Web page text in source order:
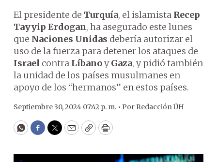
El presidente de Turquía, el islamista Recep
Tayyip Erdogan, ha asegurado este lunes
que Naciones Unidas debería autorizar el
uso de la fuerza para detener los ataques de
Israel contra LíbanoyGaza, y pidió también
la unidad de los países musulmanes en
apoyo de los “hermanos” en estos países.
Septiembre 30, 2024 07:42 p. m. • Por Redacción ÚH
WhatsApp
Facebook
Twitter
EmailCopyPrint